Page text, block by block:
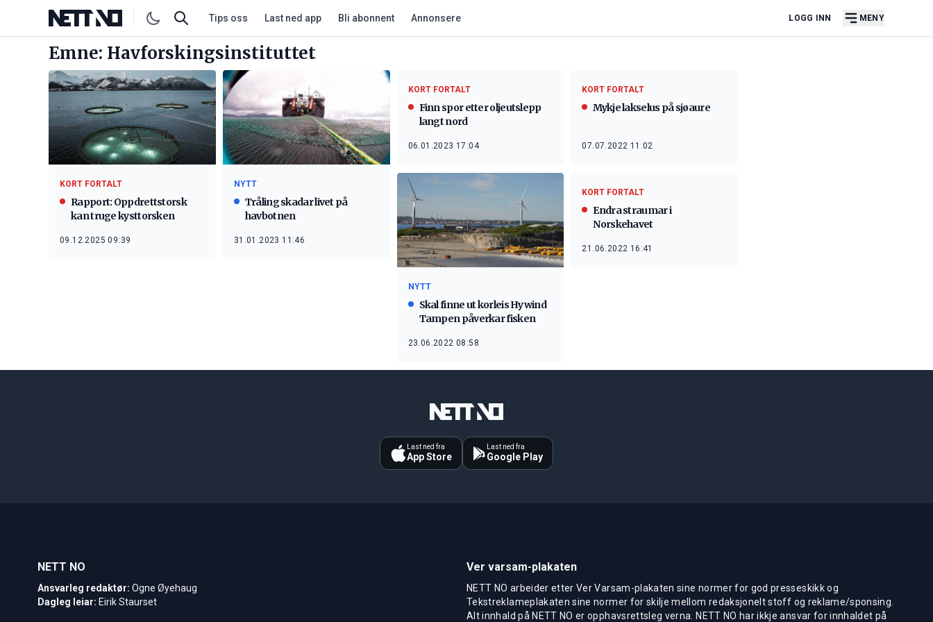
Tips oss Last ned app Bli abonnent Annonsere LOGG INN MENY
Emne: Havforskingsinstituttet
KORT FORTALT
Rapport: Oppdrettstorsk
kan truge kysttorsken
09.12.2025 09:39
NYTT
Tråling skadar livet på
havbotnen
31.01.2023 11:46
KORT FORTALT
Finn spor etter oljeutslepp
langt nord
06.01.2023 17:04
KORT FORTALT
Mykje lakselus på sjøaure
07.07.2022 11:02
NYTT
Skal finne ut korleis Hywind
Tampen påverkar fisken
23.06.2022 08:58
KORT FORTALT
Endra straumar i
Norskehavet
21.06.2022 16:41
Last ned fra
App Store
Last ned fra
Google Play
NETT NO
Ansvarleg redaktør: Ogne Øyehaug
Dagleg leiar: Eirik Staurset
Ver varsam-plakaten
NETT NO arbeider etter Ver Varsam-plakaten sine normer for god presseskikk og
Tekstreklameplakaten sine normer for skilje mellom redaksjonelt stoff og reklame/sponsing.
Alt innhald på NETT NO er opphavsrettsleg verna. NETT NO har ikkje ansvar for innhaldet på